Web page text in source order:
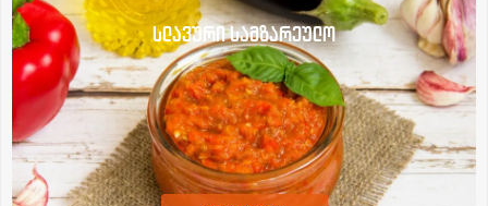
სლავური სამზარეულო